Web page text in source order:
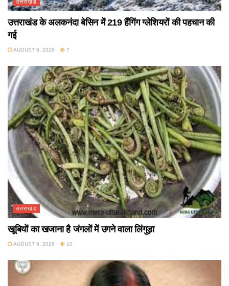
उत्तराखंड
उत्तराखंड के अलकनंदा बेसिन में 219 हैंगिंग ग्लेशियरों की पहचान की
गई
AUGUST 6, 2026 7
उत्तराखंड
खूबियों का खजाना है जंगलों में उगने वाला लिंगुड़ा
AUGUST 6, 2026 10